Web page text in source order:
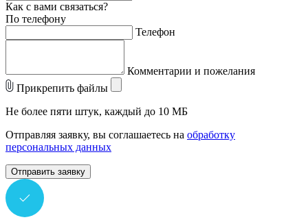
Как с вами связаться?
По телефону
Телефон
Комментарии и пожелания
Прикрепить файлы
Не более пяти штук, каждый до 10 МБ
Отправляя заявку, вы соглашаетесь на обработку
персональных данных
Отправить заявку